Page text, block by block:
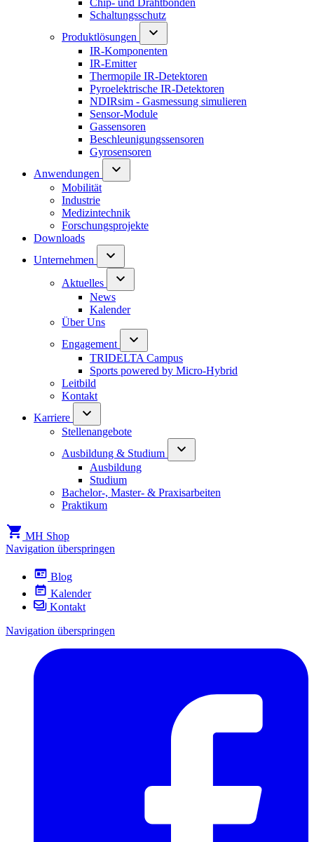
Chip- und Drahtbonden
Schaltungsschutz
Produktlösungen
IR-Komponenten
IR-Emitter
Thermopile IR-Detektoren
Pyroelektrische IR-Detektoren
NDIRsim - Gasmessung simulieren
Sensor-Module
Gassensoren
Beschleunigungssensoren
Gyrosensoren
Anwendungen
Mobilität
Industrie
Medizintechnik
Forschungsprojekte
Downloads
Unternehmen
Aktuelles
News
Kalender
Über Uns
Engagement
TRIDELTA Campus
Sports powered by Micro-Hybrid
Leitbild
Kontakt
Karriere
Stellenangebote
Ausbildung & Studium
Ausbildung
Studium
Bachelor-, Master- & Praxisarbeiten
Praktikum
MH Shop
Navigation überspringen
Blog
Kalender
Kontakt
Navigation überspringen